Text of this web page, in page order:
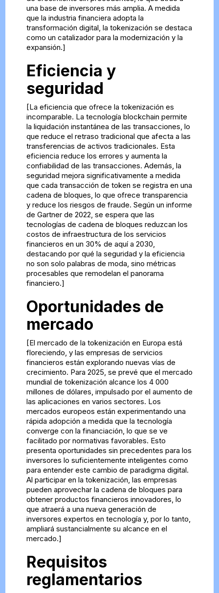
una base de inversores más amplia. A medida
que la industria financiera adopta la
transformación digital, la tokenización se destaca
como un catalizador para la modernización y la
expansión.]
Eficiencia y
seguridad
[La eficiencia que ofrece la tokenización es
incomparable. La tecnología blockchain permite
la liquidación instantánea de las transacciones, lo
que reduce el retraso tradicional que afecta a las
transferencias de activos tradicionales. Esta
eficiencia reduce los errores y aumenta la
confiabilidad de las transacciones. Además, la
seguridad mejora significativamente a medida
que cada transacción de token se registra en una
cadena de bloques, lo que ofrece transparencia
y reduce los riesgos de fraude. Según un informe
de Gartner de 2022, se espera que las
tecnologías de cadena de bloques reduzcan los
costos de infraestructura de los servicios
financieros en un 30% de aquí a 2030,
destacando por qué la seguridad y la eficiencia
no son solo palabras de moda, sino métricas
procesables que remodelan el panorama
financiero.]
Oportunidades de
mercado
[El mercado de la tokenización en Europa está
floreciendo, y las empresas de servicios
financieros están explorando nuevas vías de
crecimiento. Para 2025, se prevé que el mercado
mundial de tokenización alcance los 4 000
millones de dólares, impulsado por el aumento de
las aplicaciones en varios sectores. Los
mercados europeos están experimentando una
rápida adopción a medida que la tecnología
converge con la financiación, lo que se ve
facilitado por normativas favorables. Esto
presenta oportunidades sin precedentes para los
inversores lo suficientemente inteligentes como
para entender este cambio de paradigma digital.
Al participar en la tokenización, las empresas
pueden aprovechar la cadena de bloques para
obtener productos financieros innovadores, lo
que atraerá a una nueva generación de
inversores expertos en tecnología y, por lo tanto,
ampliará sustancialmente su alcance en el
mercado.]
Requisitos
reglamentarios